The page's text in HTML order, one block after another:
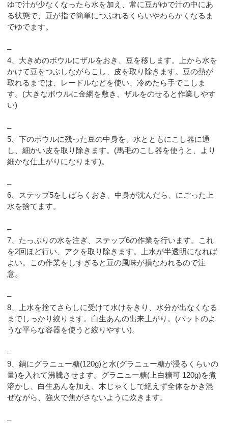
ゆで汁が少なくなったら水を加え、常に豆がゆで汁の中にあ
る状態で、豆が指で簡単につぶれるくらいやわらかくなるま
でゆでます。
–
4、大きめのボウルにザルをおき、豆を移します。上から水を
かけて豆をつぶしながらこし、皮を取り除きます。豆の熱が
取れるまでは、レードルなどを使い、冷めたら手でこしま
す。(大きなボウルに金網を敷き、ザルをのせると作業しやす
い)
–
5、下のボウルに残った豆の中身を、水とともにこし器に通
し、細かい皮を取り除きます。(馬毛のこし器を使うと、より
細かな仕上がりになります)。
–
6、ステップ5をしばらくおき、中身が沈んだら、にごった上
水を捨てます。
–
7、たっぷりの水を注ぎ、ステップ6の作業を行います。これ
を2回ほど行い、アクを取り除きます。上水が半透明になれば
よい。この作業をしすぎると豆の風味が損なわれるので注
意。
–
8、上水を捨てさらしに受けて水けをきり、水分が出なくなる
までしっかり絞ります。白生あんの出来上がり。(バットのよ
うな平らな容器を使うと絞りやすい)。
–
9、鍋にグラニュー糖(120g)と水(グラニュー糖が浸るくらいの
量)を入れて沸騰させます。グラニュー糖(上白糖可 120g)を煮
溶かし、白生あんを加え、木じゃくしで絶えず全体をかき混
ぜながら、強火で焦がさないように炊きます。
–